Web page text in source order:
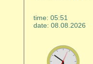
time: 05:51
date: 08 08 2026